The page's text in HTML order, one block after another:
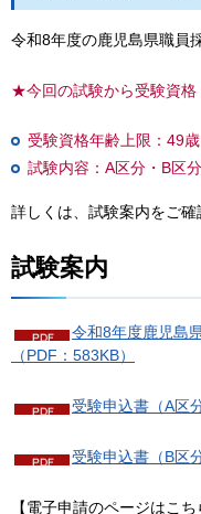
令和8年度の鹿児島県職員
★今回の試験から受験資
受験資格年齢上限：49
試験内容：A区分・B区
詳しくは、試験案内をご確
試験案内
令和8年度鹿児島
（PDF：583KB）
受験申込書（A区
受験申込書（B区
【電子申請のページはこち